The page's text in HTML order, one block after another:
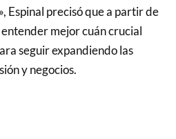
Espinal precisó que a partir de
mejor cuán crucial
seguir expandiendo las
y negocios.